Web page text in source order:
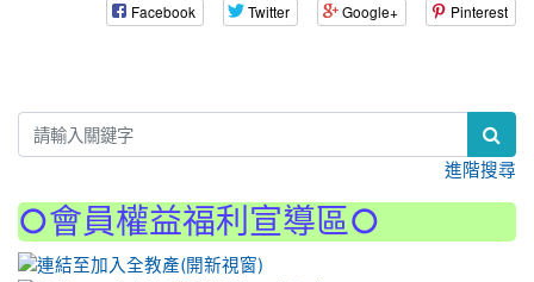
Facebook Twitter Google+ Pinterest
進階搜尋
○會員權益福利宣導區○